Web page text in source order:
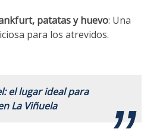
patatas y huevo: Una
para los atrevidos.
el lugar ideal para
La Viñuela